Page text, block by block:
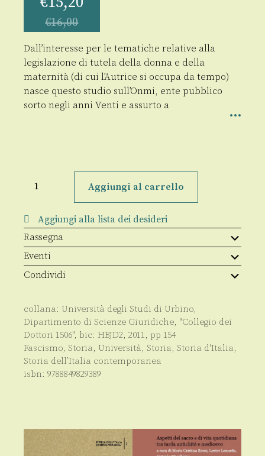
€16,00
Dall’interesse per le tematiche relative alla
legislazione di tutela della donna e della
maternità (di cui l’Autrice si occupa da tempo)
nasce questo studio sull’Onmi, ente pubblico
sorto negli anni Venti e assurto a
moglie
prolifica
quantità
Aggiungi al carrello
Aggiungi alla lista dei desideri
Rassegna
Eventi
Condividi
collana: Università degli Studi di Urbino,
Dipartimento di Scienze Giuridiche, "Collegio dei
Dottori 1506", bic: HBJD2, 2011, pp 154
Fascismo, Storia, Università, Storia, Storia d'Italia,
Storia dell’Italia contemporanea
isbn: 9788849829389